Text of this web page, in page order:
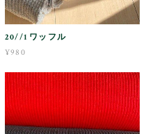
20//1 ワッフル
¥980